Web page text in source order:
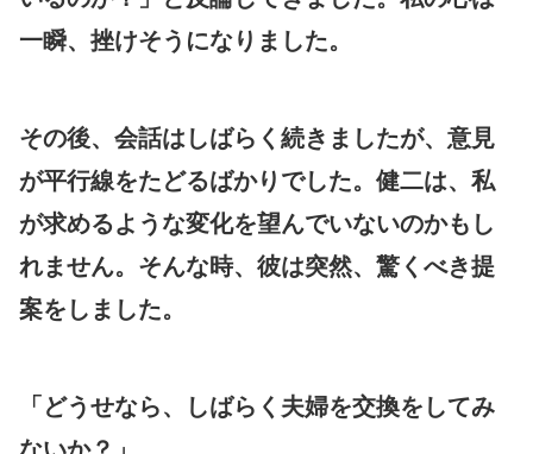
一瞬、挫けそうになりました。
その後、会話はしばらく続きましたが、意見
が平行線をたどるばかりでした。健二は、私
が求めるような変化を望んでいないのかもし
れません。そんな時、彼は突然、驚くべき提
案をしました。
「どうせなら、しばらく夫婦を交換をしてみ
ないか？」